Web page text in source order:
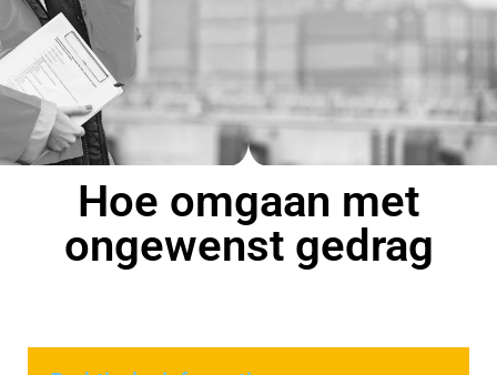
Hoe omgaan met
ongewenst gedrag